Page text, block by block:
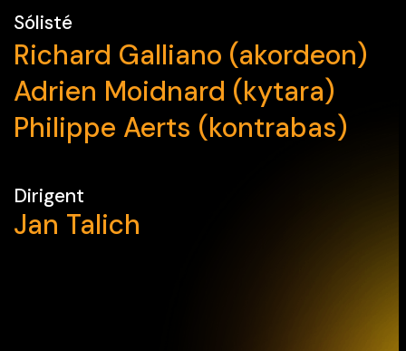
Sólisté
Richard Galliano (akordeon)
Adrien Moidnard (kytara)
Philippe Aerts (kontrabas)
Dirigent
Jan Talich